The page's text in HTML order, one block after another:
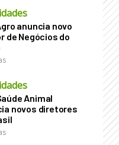
anuncia novo
de Negócios do
Animal
novos diretores